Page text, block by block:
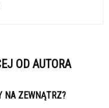
OD AUTORA
NA ZEWNĄTRZ?